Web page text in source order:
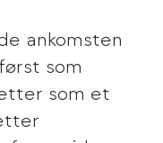
ankomsten
som
som et